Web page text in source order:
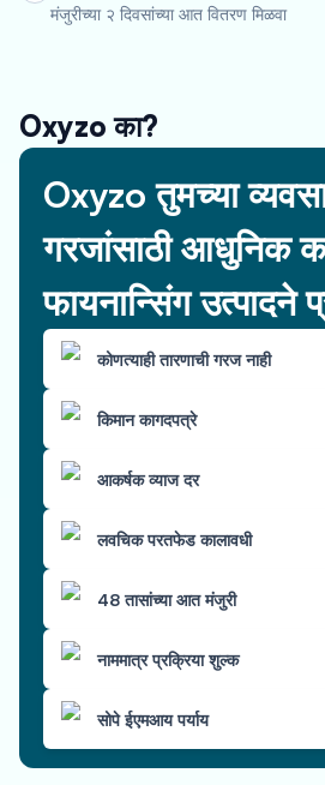
मंजुरीच्या २ दिवसांच्या आत वितरण मिळवा
Oxyzo का?
Oxyzo तुमच्या
गरजांसाठी आधुनिक
फायनान्सिंग उत्पादने
कोणत्याही तारणाची गरज नाही
किमान कागदपत्रे
आकर्षक व्याज दर
लवचिक परतफेड कालावधी
48 तासांच्या आत मंजुरी
नाममात्र प्रक्रिया शुल्क
सोपे ईएमआय पर्याय